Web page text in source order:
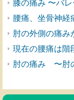
膝の痛み 〜バ
腰痛、坐骨神経
肘の外側の痛み
現在の腰痛は階
肘の痛み 〜肘